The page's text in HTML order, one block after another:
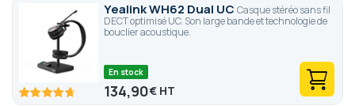
Yealink WH62 Dual UC Casque stéréo sans fil
DECT optimisé UC. Son large bande et technologie de
bouclier acoustique.
94.2100
En stock
134,90€